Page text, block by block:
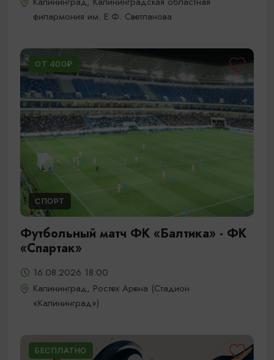
филармония им. Е.Ф. Светланова
ОТ 400₽
СПОРТ
Футбольный матч ФК «Балтика» - ФК
«Спартак»
16.08.2026 18:00
Калининград, Ростех Арена (Стадион
«Калининград»)
БЕСПЛАТНО